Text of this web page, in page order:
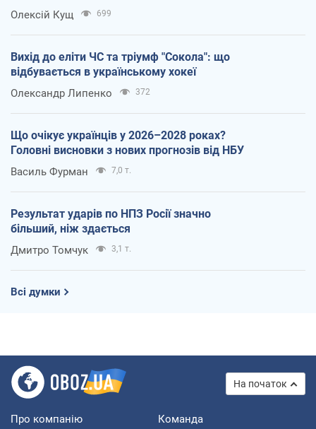
Олексій Кущ 699
Вихід до еліти ЧС та тріумф "Сокола": що
відбувається в українському хокеї
Олександр Липенко 372
Що очікує українців у 2026–2028 роках?
Головні висновки з нових прогнозів від НБУ
Василь Фурман 7,0 т.
Результат ударів по НПЗ Росії значно
більший, ніж здається
Дмитро Томчук 3,1 т.
Всі думки
На початок
Про компанію Команда